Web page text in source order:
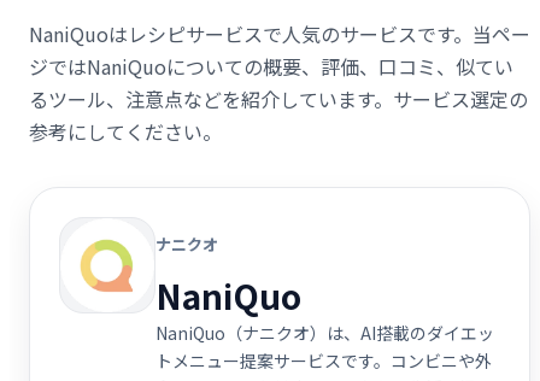
NaniQuoはレシピサービスで人気のサービスです。当ペー
ジではNaniQuoについての概要、評価、口コミ、似てい
るツール、注意点などを紹介しています。サービス選定の
参考にしてください。
ナニクオ
NaniQuo
NaniQuo（ナニクオ）は、AI搭載のダイエッ
トメニュー提案サービスです。コンビニや外